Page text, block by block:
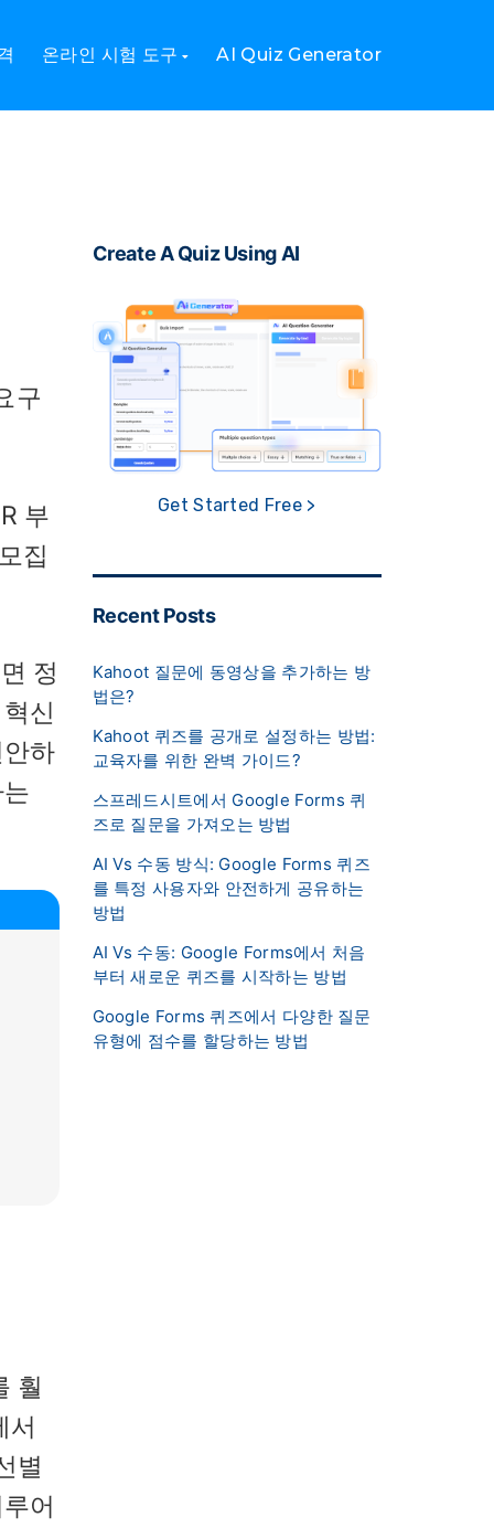
온라인 시험 도구 AI Quiz Generator
구
부
집
정
신
하
훨
서
별
어
Create A Quiz Using AI
Get Started Free >
Recent Posts
Kahoot 질문에 동영상을 추가하는 방
법은?
Kahoot 퀴즈를 공개로 설정하는 방법:
교육자를 위한 완벽 가이드?
스프레드시트에서 Google Forms 퀴
즈로 질문을 가져오는 방법
AI Vs 수동 방식: Google Forms 퀴즈
를 특정 사용자와 안전하게 공유하는
방법
AI Vs 수동: Google Forms에서 처음
부터 새로운 퀴즈를 시작하는 방법
Google Forms 퀴즈에서 다양한 질문
유형에 점수를 할당하는 방법